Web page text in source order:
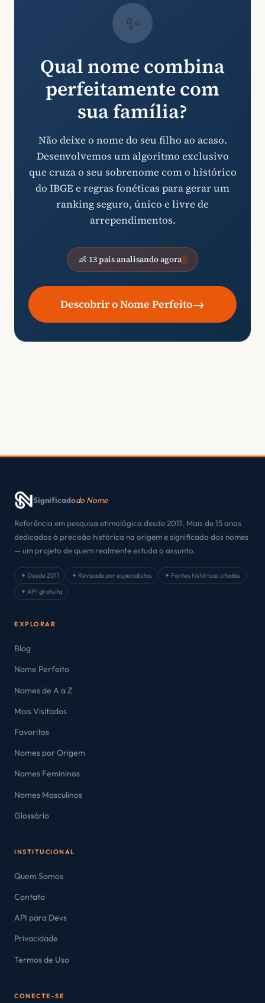
✨
Qual nome combina
perfeitamente com
sua família?
Não deixe o nome do seu filho ao acaso.
Desenvolvemos um algoritmo exclusivo
que cruza o seu sobrenome com o histórico
do IBGE e regras fonéticas para gerar um
ranking seguro, único e livre de
arrependimentos.
👶 13 pais analisando agora
Descobrir o Nome Perfeito→
Significadodo Nome
Referência em pesquisa etimológica desde 2011. Mais de 15 anos
dedicados à precisão histórica na origem e significado dos nomes
— um projeto de quem realmente estuda o assunto.
✦ Desde 2011 ✦ Revisado por especialistas
✦ Fontes históricas citadas
✦ API gratuita
EXPLORAR
Blog
Nome Perfeito
Nomes de A a Z
Mais Visitados
Favoritos
Nomes por Origem
Nomes Femininos
Nomes Masculinos
Glossário
INSTITUCIONAL
Quem Somos
Contato
API para Devs
Privacidade
Termos de Uso
CONECTE-SE